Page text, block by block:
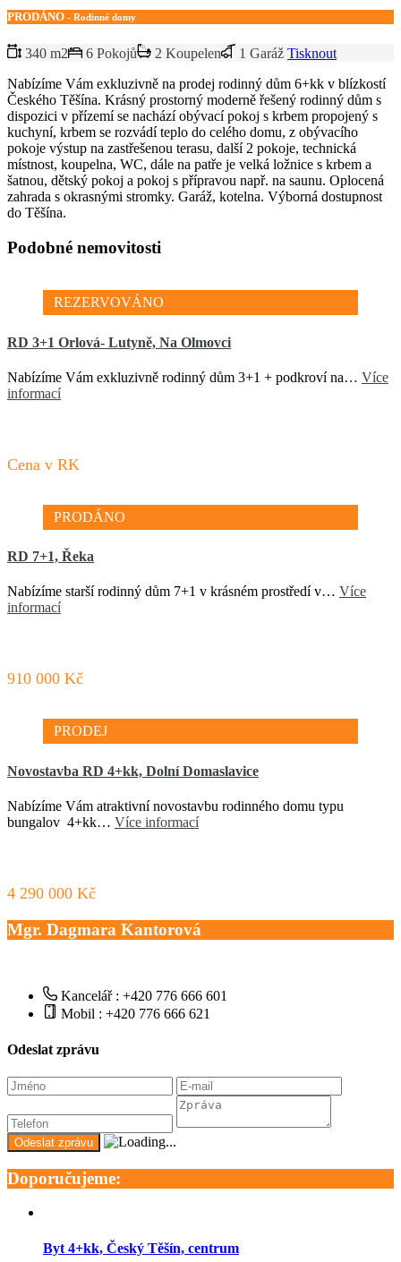
PRODÁNO - Rodinné domy
340 m2 6 Pokojů 2 Koupelen 1 Garáž Tisknout
Nabízíme Vám exkluzivně na prodej rodinný dům 6+kk v blízkostí
Českého Těšína. Krásný prostorný moderně řešený rodinný dům s
dispozici v přízemí se nachází obývací pokoj s krbem propojený s
kuchyní, krbem se rozvádí teplo do celého domu, z obývacího
pokoje výstup na zastřešenou terasu, další 2 pokoje, technická
místnost, koupelna, WC, dále na patře je velká ložnice s krbem a
šatnou, dětský pokoj a pokoj s přípravou např. na saunu. Oplocená
zahrada s okrasnými stromky. Garáž, kotelna. Výborná dostupnost
do Těšína.
Podobné nemovitosti
REZERVOVÁNO
RD 3+1 Orlová- Lutyně, Na Olmovci
Nabízíme Vám exkluzivně rodinný dům 3+1 + podkroví na… Více
informací
Cena v RK
PRODÁNO
RD 7+1, Řeka
Nabízíme starší rodinný dům 7+1 v krásném prostředí v… Více
informací
910 000 Kč
PRODEJ
Novostavba RD 4+kk, Dolní Domaslavice
Nabízíme Vám atraktivní novostavbu rodinného domu typu
bungalov 4+kk… Více informací
4 290 000 Kč
Mgr. Dagmara Kantorová
Kancelář : +420 776 666 601
Mobil : +420 776 666 621
Odeslat zprávu
Doporučujeme:
Byt 4+kk, Český Těšín, centrum